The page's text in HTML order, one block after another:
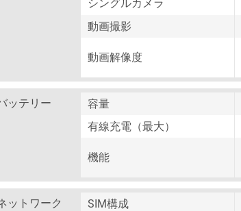
シングルカメラ
動画撮影
動画解像度
ッテリー 容量
有線充電（最大）
機能
ットワーク SIM構成